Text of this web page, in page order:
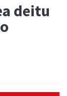
deitu